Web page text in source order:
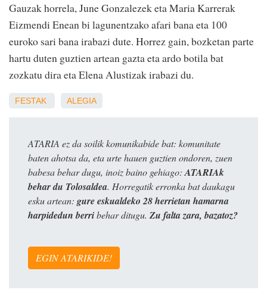
Gauzak horrela, June Gonzalezek eta Maria Karrerak
Eizmendi Enean bi lagunentzako afari bana eta 100
euroko sari bana irabazi dute. Horrez gain, bozketan parte
hartu duten guztien artean gazta eta ardo botila bat
zozkatu dira eta Elena Alustizak irabazi du.
FESTAK ALEGIA
ATARIA ez da soilik komunikabide bat: komunitate
baten ahotsa da, eta urte hauen guztien ondoren, zuen
babesa behar dugu, inoiz baino gehiago: ATARIAk
behar du Tolosaldea. Horregatik erronka bat daukagu
esku artean: gure eskualdeko 28 herrietan hamarna
harpidedun berribehar ditugu. Zu falta zara, bazatoz?
EGIN ATARIKIDE!